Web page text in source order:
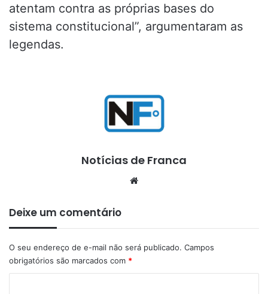
atentam contra as próprias bases do
sistema constitucional”, argumentaram as
legendas.
Notícias de Franca
Deixe um comentário
O seu endereço de e-mail não será publicado. Campos
obrigatórios são marcados com *